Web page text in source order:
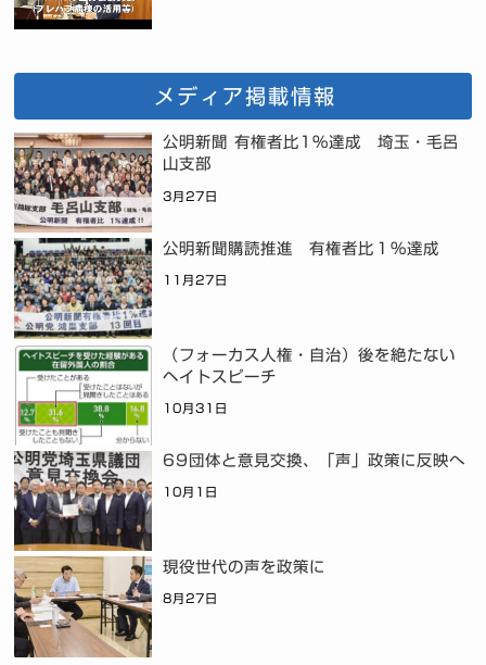
メディア掲載情報
公明新聞 有権者比1%達成 埼玉・毛呂
山支部
3月27日
公明新聞購読推進 有権者比１％達成
11月27日
（フォーカス人権・自治）後を絶たない
ヘイトスピーチ
10月31日
69団体と意見交換、「声」政策に反映へ
10月1日
現役世代の声を政策に
8月27日